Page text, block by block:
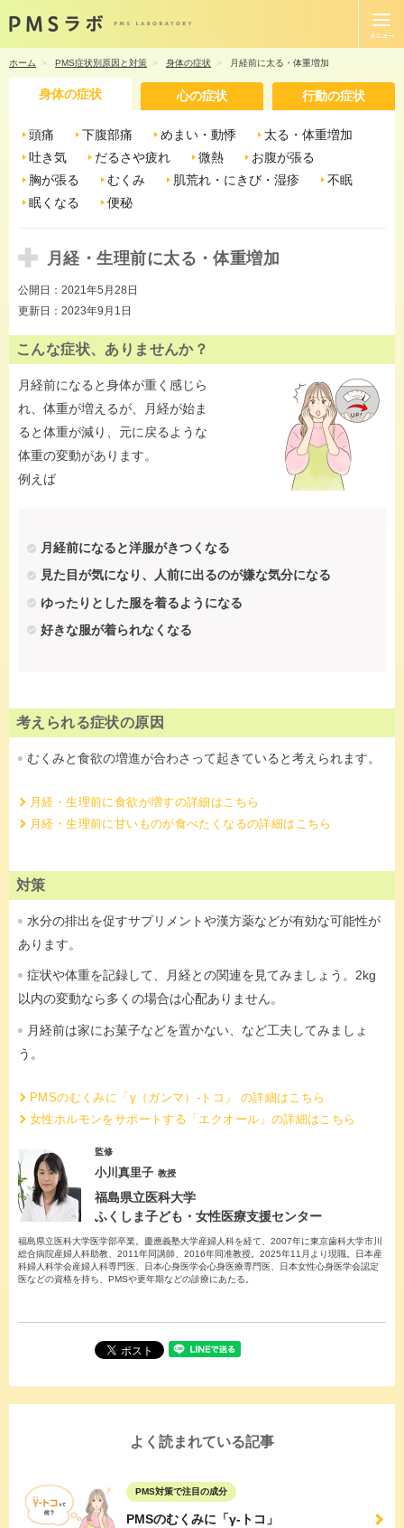
ホーム PMS症状別原因と対策 身体の症状 月経前に太る・体重増加
身体の症状 心の症状 行動の症状
頭痛 下腹部痛 めまい・動悸
太る・体重増加
吐き気
だるさや疲れ 微熱
お腹が張る
胸が張る
むくみ 肌荒れ・にきび・湿疹
不眠
眠くなる
便秘
月経・生理前に太る・体重増加
公開日： 2021年5月28日
更新日： 2023年9月1日
こんな症状、ありませんか？
月経前になると身体が重く感じら
れ、体重が増えるが、月経が始ま
ると体重が減り、元に戻るような
体重の変動があります。
例えば
月経前になると洋服がきつくなる
見た目が気になり、人前に出るのが嫌な気分になる
ゆったりとした服を着るようになる
好きな服が着られなくなる
考えられる症状の原因
むくみと食欲の増進が合わさって起きていると考えられます。
月経・生理前に食欲が増すの詳細はこちら
月経・生理前に甘いものが食べたくなるの詳細はこちら
対策
水分の排出を促すサプリメントや漢方薬などが有効な可能性が
あります。
症状や体重を記録して、月経との関連を見てみましょう。2kg
以内の変動なら多くの場合は心配ありません。
月経前は家にお菓子などを置かない、など工夫してみましょ
う。
PMSのむくみに「γ（ガンマ）-トコ」 の詳細はこちら
女性ホルモンをサポートする「エクオール」の詳細はこちら
監修
小川真里子 教授
福島県立医科大学
ふくしま子ども・女性医療支援センター
福島県立医科大学医学部卒業。慶應義塾大学産婦人科を経て、2007年に東京歯科大学市川
総合病院産婦人科助教、2011年同講師、2016年同准教授。2025年11月より現職。日本産
科婦人科学会産婦人科専門医、日本心身医学会心身医療専門医、日本女性心身医学会認定
医などの資格を持ち、PMSや更年期などの診療にあたる。
よく読まれている記事
PMS対策で注目の成分
PMSのむくみに「γ-トコ」